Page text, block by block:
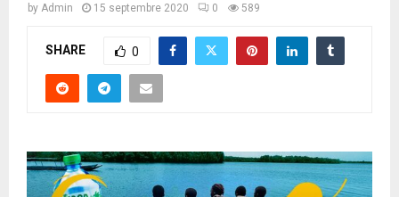
by Admin 15 septembre 2020 0 589
SHARE 0